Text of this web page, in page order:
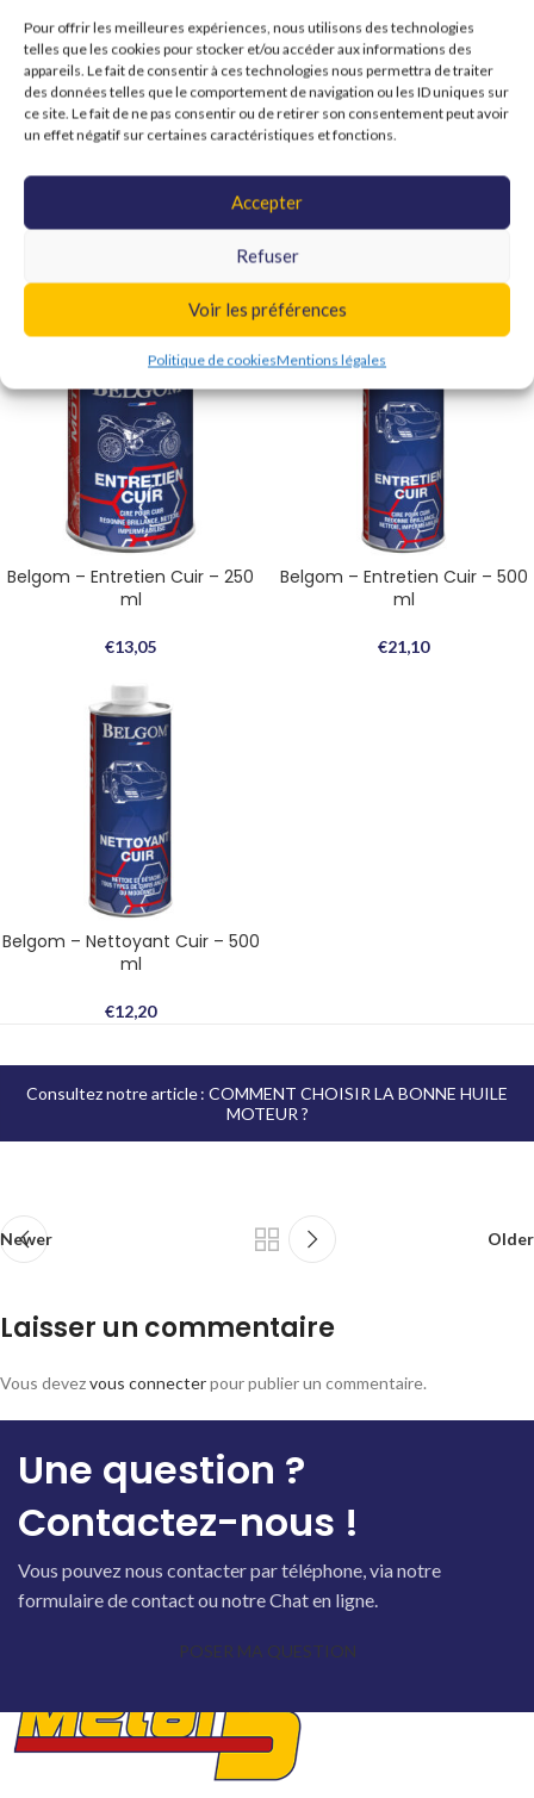
Pour offrir les meilleures expériences, nous utilisons des technologies
telles que les cookies pour stocker et/ou accéder aux informations des
appareils. Le fait de consentir à ces technologies nous permettra de traiter
des données telles que le comportement de navigation ou les ID uniques sur
ce site. Le fait de ne pas consentir ou de retirer son consentement peut avoir
un effet négatif sur certaines caractéristiques et fonctions.
Accepter
Refuser
Voir les préférences
Politique de cookiesMentions légales
soins, auprès de partenaires de confiance. Si vous souhaitez en
découvrir davantage sur leur utilisation et leurs performances, n’hésitez
pas à nous contacter. Nos équipes restent à votre entière disposition.
Nos produits
Nos soins pour les intérieurs en cuir
Belgom – Entretien Cuir – 250
ml
€13,05
Belgom – Entretien Cuir – 500
ml
€21,10
Belgom – Nettoyant Cuir – 500
ml
€12,20
Consultez notre article : COMMENT CHOISIR LA BONNE HUILE
MOTEUR ?
Newer Older
Laisser un commentaire
Vous devezvous connecterpour publier un commentaire.
Une question ?
Contactez-nous !
Vous pouvez nous contacter par téléphone, via notre
formulaire de contact ou notre Chat en ligne.
POSER MA QUESTION